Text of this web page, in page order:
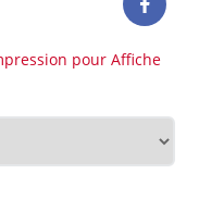
pour Affiche